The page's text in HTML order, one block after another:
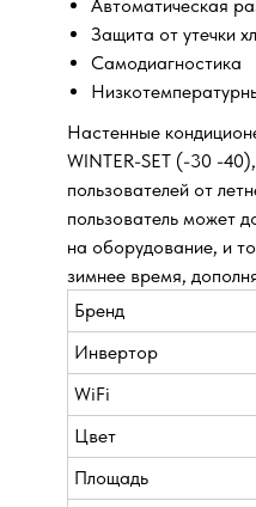
Автоматическая
Защита от утечки
Самодиагностика
Настенные
WINTER-SET (-30 -
пользователей от
пользователь может
на оборудование, и
зимнее время,
Бренд
Инвертор
WiFi
Цвет
Площадь